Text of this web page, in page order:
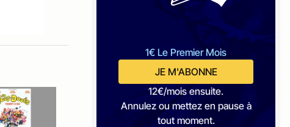
1€ Le Premier Mois
JE M'ABONNE
12€/mois ensuite.
Annulez ou mettez en pause à
tout moment.